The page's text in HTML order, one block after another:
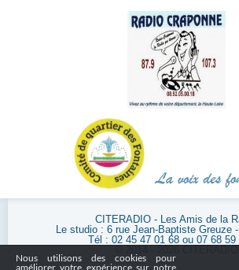
CITERADIO - Les Amis de la
Le studio : 6 rue Jean-Baptiste Greuze
Tél : 02 45 47 01 68 ou 07 68 59
Nous utilisons des cookies pour
améliorer votre expérience sur notre